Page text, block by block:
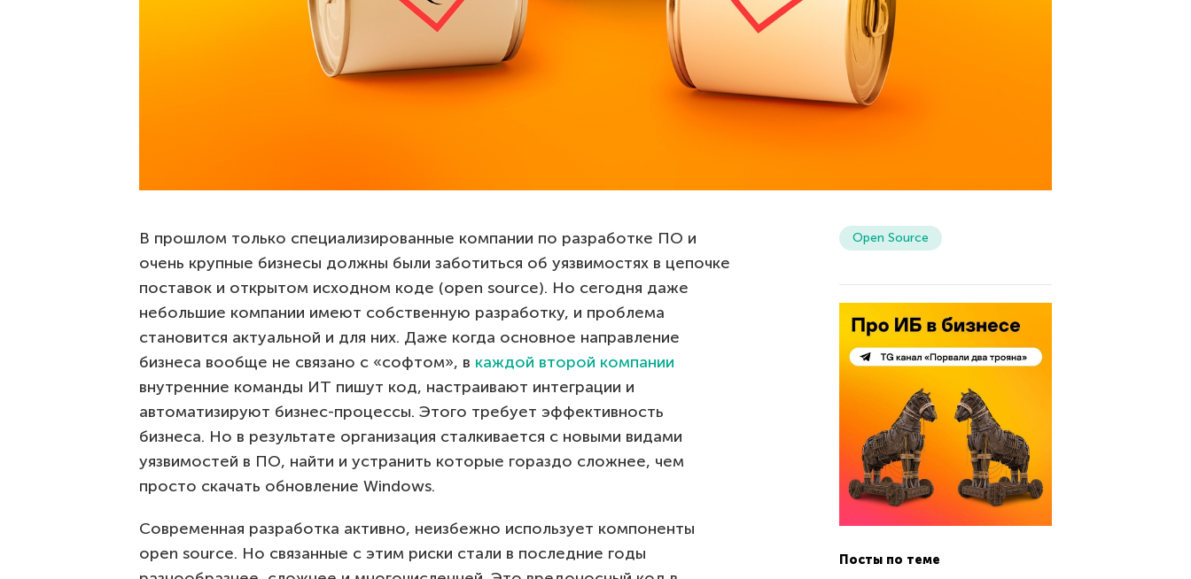
В прошлом только специализированные компании по разработке ПО и
очень крупные бизнесы должны были заботиться об уязвимостях в цепочке
поставок и открытом исходном коде (open source). Но сегодня даже
небольшие компании имеют собственную разработку, и проблема
становится актуальной и для них. Даже когда основное направление
бизнеса вообще не связано с «софтом», в каждой второй компании
внутренние команды ИТ пишут код, настраивают интеграции и
автоматизируют бизнес-процессы. Этого требует эффективность
бизнеса. Но в результате организация сталкивается с новыми видами
уязвимостей в ПО, найти и устранить которые гораздо сложнее, чем
просто скачать обновление Windows.
Современная разработка активно, неизбежно использует компоненты
open source. Но связанные с этим риски стали в последние годы
Open Source
Посты по теме